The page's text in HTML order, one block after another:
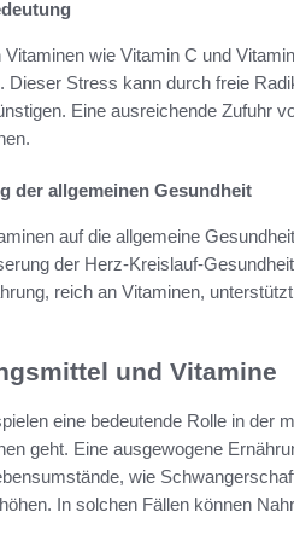
Vitaminen wie Vitamin C und
Stress kann durch freie
Eine ausreichende Zufuhr
der allgemeinen Gesundheit
auf die allgemeine
der Herz-Kreislauf-
reich an Vitaminen,
und Vitamine
eine bedeutende Rolle in der
geht. Eine ausgewogene
wie
In solchen Fällen können